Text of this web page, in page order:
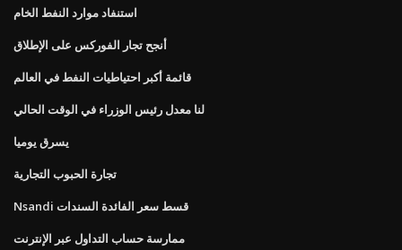
استنفاد موارد النفط الخام
أنجح تجار الفوركس على الإطلاق
قائمة أكبر احتياطيات النفط في العالم
لنا معدل رئيس الوزراء في الوقت الحالي
يسرق يوميا
تجارة الحبوب التجارية
Nsandi قسط سعر الفائدة السندات
ممارسة حساب التداول عبر الإنترنت